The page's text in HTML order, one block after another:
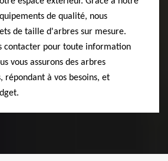
de qualité, nous
de taille d'arbres sur mesure.
contacter pour toute information
vous assurons des arbres
à vos besoins, et